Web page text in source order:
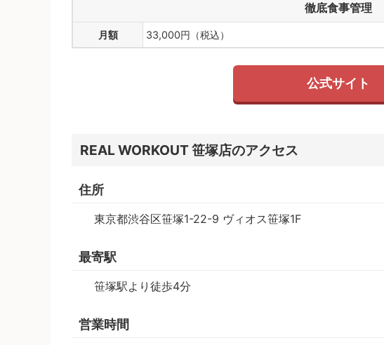
徹底食事管理
月額 33,000円（税込）
公式サイト
REAL WORKOUT 笹塚店のアクセス
住所
東京都渋谷区笹塚1-22-9 ヴィオス笹塚1F
最寄駅
笹塚駅より徒歩4分
営業時間